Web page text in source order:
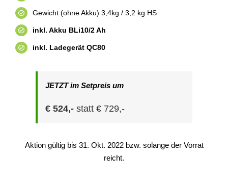
Gewicht (ohne Akku) 3,4kg / 3,2 kg HS
inkl. Akku BLi10/2 Ah
inkl. Ladegerät QC80
JETZT im Setpreis um
€ 524,- statt € 729,-
Aktion gültig bis 31. Okt. 2022 bzw. solange der Vorrat
reicht.